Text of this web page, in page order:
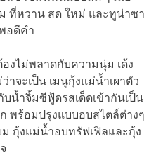
ที่หวาน สด ใหม่ และทูน่าซา
อดีคำ
งไม่พลาดกับความนุ่ม เด้ง
จะเป็น เมนูกุ้งแม่น้ำเผาตัว
น้ำจิ้มซีฟู้ดรสเด็ดเข้ากันเป็น
พร้อมปรุงแบบอบสไตล์ต่างๆ
กุ้งแม่น้ำอบทรัฟเฟิลและกุ้ง